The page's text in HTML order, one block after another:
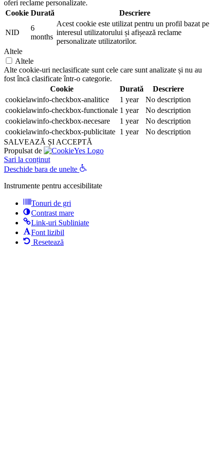
oferi reclame personalizate.
Cookie Durată Descriere
NID
6
months
Acest cookie este utilizat pentru un profil bazat pe
interesul utilizatorului și afișează reclame
personalizate utilizatorilor.
Altele
Altele
Alte cookie-uri neclasificate sunt cele care sunt analizate și nu au
fost încă clasificate într-o categorie.
Cookie
Durată
Descriere
cookielawinfo-checkbox-analitice
1 year
No description
cookielawinfo-checkbox-functionale 1 year
No description
cookielawinfo-checkbox-necesare
1 year
No description
cookielawinfo-checkbox-publicitate 1 year
No description
SALVEAZĂ ȘI ACCEPTĂ
Propulsat de
Sari la conținut
Deschide bara de unelte
Instrumente pentru accesibilitate
Tonuri de gri
Contrast mare
Link-uri Subliniate
Font lizibil
Resetează